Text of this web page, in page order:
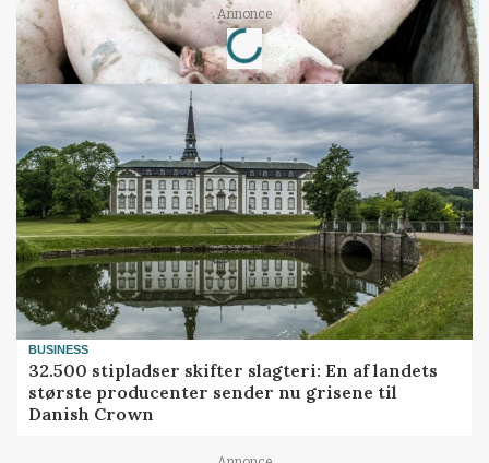
Annonce
Loading...
BUSINESS
32.500 stipladser skifter slagteri: En af landets
største producenter sender nu grisene til
Danish Crown